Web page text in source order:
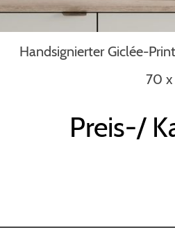
Handsignierter Giclée-
70
Preis-/